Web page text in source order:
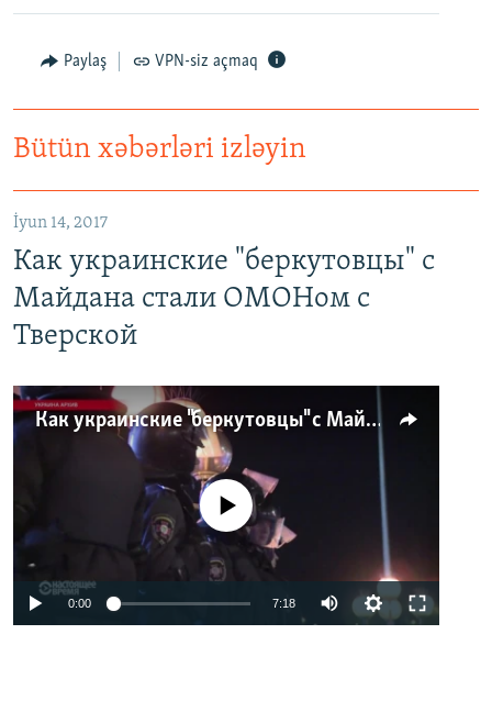
Paylaş VPN-siz açmaq
Bütün xəbərləri izləyin
İyun 14, 2017
Как украинские "беркутовцы" с
Майдана стали ОМОНом с
Тверской
Как украинские "беркутовцы" с Майдана стали ОМОНом с Тверской
No media source currently available
0:00 7:18